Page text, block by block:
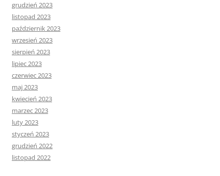
grudzień 2023
listopad 2023
październik 2023
wrzesień 2023
sierpień 2023
lipiec 2023
czerwiec 2023
maj 2023
kwiecień 2023
marzec 2023
luty 2023
styczeń 2023
grudzień 2022
listopad 2022